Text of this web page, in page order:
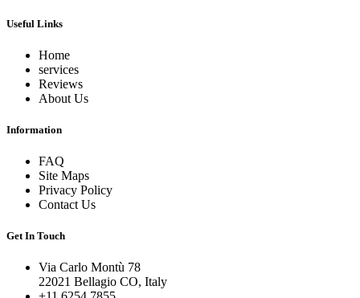
Useful Links
Home
services
Reviews
About Us
Information
FAQ
Site Maps
Privacy Policy
Contact Us
Get In Touch
Via Carlo Montù 78
22021 Bellagio CO, Italy